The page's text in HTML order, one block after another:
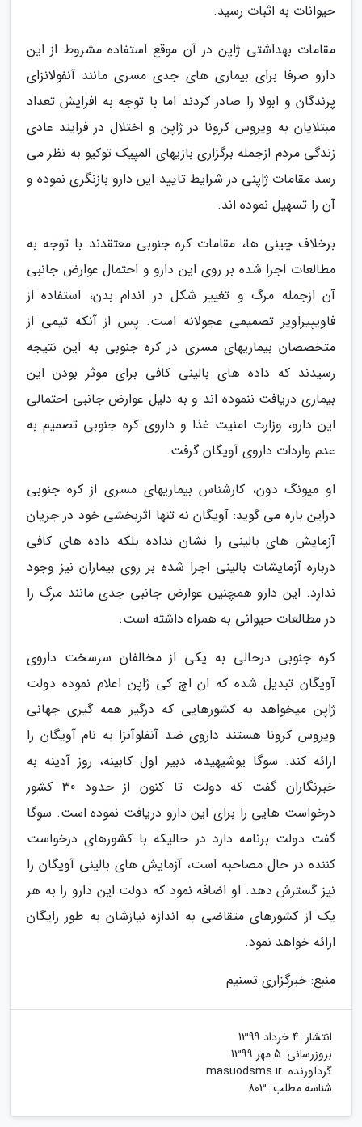
حیوانات به اثبات رسید.
مقامات بهداشتی ژاپن در آن موقع استفاده مشروط از این
دارو صرفا برای بیماری های جدی مسری مانند آنفولانزای
پرندگان و ابولا را صادر کردند اما با توجه به افزایش تعداد
مبتلایان به ویروس کرونا در ژاپن و اختلال در فرایند عادی
زندگی مردم ازجمله برگزاری بازیهای المپیک توکیو به نظر می
رسد مقامات ژاپنی در شرایط تایید این دارو بازنگری نموده و
آن را تسهیل نموده اند.
برخلاف چینی ها، مقامات کره جنوبی معتقدند با توجه به
مطالعات اجرا شده بر روی این دارو و احتمال عوارض جانبی
آن ازجمله مرگ و تغییر شکل در اندام بدن، استفاده از
فاویپیراویر تصمیمی عجولانه است. پس از آنکه تیمی از
متخصصان بیماریهای مسری در کره جنوبی به این نتیجه
رسیدند که داده های بالینی کافی برای موثر بودن این
بیماری دریافت ننموده اند و به دلیل عوارض جانبی احتمالی
این دارو، وزارت امنیت غذا و داروی کره جنوبی تصمیم به
عدم واردات داروی آویگان گرفت.
او میونگ دون، کارشناس بیماریهای مسری از کره جنوبی
دراین باره می گوید: آویگان نه تنها اثربخشی خود در جریان
آزمایش های بالینی را نشان نداده بلکه داده های کافی
درباره آزمایشات بالینی اجرا شده بر روی بیماران نیز وجود
ندارد. این دارو همچنین عوارض جانبی جدی مانند مرگ را
در مطالعات حیوانی به همراه داشته است.
کره جنوبی درحالی به یکی از مخالفان سرسخت داروی
آویگان تبدیل شده که ان اچ کی ژاپن اعلام نموده دولت
ژاپن میخواهد به کشورهایی که درگیر همه گیری جهانی
ویروس کرونا هستند داروی ضد آنفلوآنزا به نام آویگان را
ارائه کند. سوگا یوشیهیده، دبیر اول کابینه، روز آدینه به
خبرنگاران گفت که دولت تا کنون از حدود 30 کشور
درخواست هایی را برای این دارو دریافت نموده است. سوگا
گفت دولت برنامه دارد در حالیکه با کشورهای درخواست
کننده در حال مصاحبه است، آزمایش های بالینی آویگان را
نیز گسترش دهد. او اضافه نمود که دولت این دارو را به هر
یک از کشورهای متقاضی به اندازه نیازشان به طور رایگان
ارائه خواهد نمود.
منبع: خبرگزاری تسنیم
انتشار: 4 خرداد 1399
بروزرسانی: 5 مهر 1399
گردآورنده: masuodsms.ir
شناسه مطلب: 803